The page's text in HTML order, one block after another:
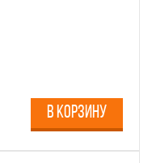
В КОРЗИНУ